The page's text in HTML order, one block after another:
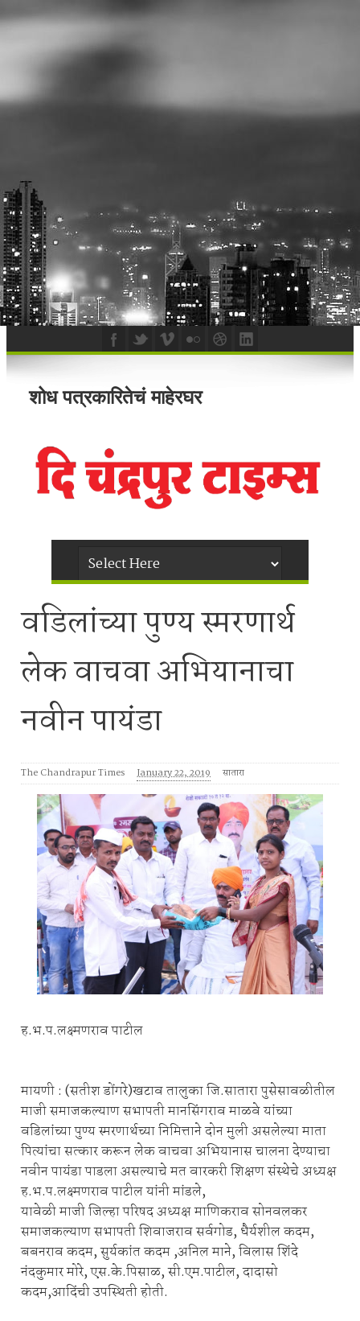
शोध पत्रकारितेचं माहेरघर
वडिलांच्या पुण्य स्मरणार्थ
लेक वाचवा अभियानाचा
नवीन पायंडा
The Chandrapur Times January 22, 2019 सातारा
ह.भ.प.लक्ष्मणराव पाटील
मायणी : (सतीश डोंगरे)खटाव तालुका जि.सातारा पुसेसावळीतील
माजी समाजकल्याण सभापती मानसिंगराव माळवे यांच्या
वडिलांच्या पुण्य स्मरणार्थच्या निमित्ताने दोन मुली असलेल्या माता
पित्यांचा सत्कार करून लेक वाचवा अभियानास चालना देण्याचा
नवीन पायंडा पाडला असल्याचे मत वारकरी शिक्षण संस्थेचे अध्यक्ष
ह.भ.प.लक्ष्मणराव पाटील यांनी मांडले,
यावेळी माजी जिल्हा परिषद अध्यक्ष माणिकराव सोनवलकर
समाजकल्याण सभापती शिवाजराव सर्वगोड, धैर्यशील कदम,
बबनराव कदम, सुर्यकांत कदम ,अनिल माने, विलास शिंदे
नंदकुमार मोरे, एस.के.पिसाळ, सी.एम.पाटील, दादासो
कदम,आदिंची उपस्थिती होती.